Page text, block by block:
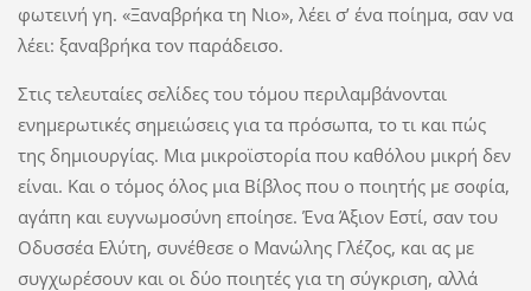
φωτεινή γη. «Ξαναβρήκα τη Νιο», λέει σ’ ένα ποίημα, σαν να
λέει: ξαναβρήκα τον παράδεισο.
Στις τελευταίες σελίδες του τόμου περιλαμβάνονται
ενημερωτικές σημειώσεις για τα πρόσωπα, το τι και πώς
της δημιουργίας. Μια μικροϊστορία που καθόλου μικρή δεν
είναι. Και ο τόμος όλος μια Βίβλος που ο ποιητής με σοφία,
αγάπη και ευγνωμοσύνη εποίησε. Ένα Άξιον Εστί, σαν του
Οδυσσέα Ελύτη, συνέθεσε ο Μανώλης Γλέζος, και ας με
συγχωρέσουν και οι δύο ποιητές για τη σύγκριση, αλλά